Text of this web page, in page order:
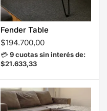
Fender Table
$194.700,00
💳 9 cuotas sin interés de:
$21.633,33